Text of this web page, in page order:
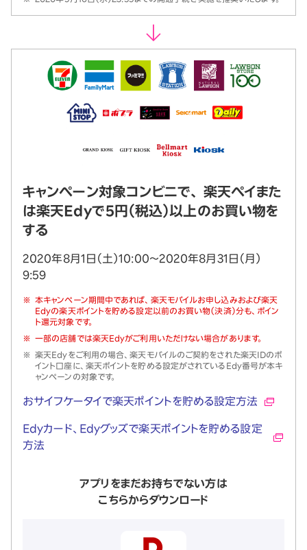
キャンペーン対象コンビニで、 楽天ペイまた
は楽天Edyで5円（税込）以上のお買い物を
する
2020年8月1日（土）10:00～2020年8月31日（月）
9:59
※ 本キャンペーン期間中であれば、楽天モバイルお申し込みおよび楽天
Edyの楽天ポイントを貯める設定以前のお買い物（決済）分も、ポイン
ト還元対象です。
※ 一部の店舗では楽天Edyがご利用いただけない場合があります。
※
楽天Edyをご利用の場合、楽天モバイルのご契約をされた楽天IDのポ
イント口座に、楽天ポイントを貯める設定がされているEdy番号が本キ
ャンペーンの対象です。
おサイフケータイで楽天ポイントを貯める設定方法
Edyカード、Edyグッズで楽天ポイントを貯める設定
方法
アプリをまだお持ちでない方は
こちらからダウンロード